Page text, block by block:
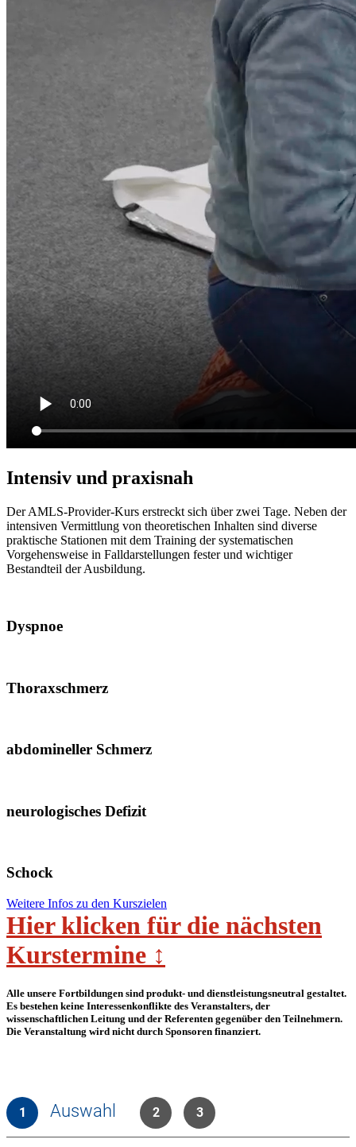
Intensiv und praxisnah
Der AMLS-Provider-Kurs erstreckt sich über zwei Tage. Neben der
intensiven Vermittlung von theoretischen Inhalten sind diverse
praktische Stationen mit dem Training der systematischen
Vorgehensweise in Falldarstellungen fester und wichtiger
Bestandteil der Ausbildung.
Dyspnoe
Thoraxschmerz
abdomineller Schmerz
neurologisches Defizit
Schock
Weitere Infos zu den Kurszielen
Hier klicken für die nächsten
Kurstermine ↕︁
Alle unsere Fortbildungen sind produkt- und dienstleistungsneutral gestaltet.
Es bestehen keine Interessenkonflikte des Veranstalters, der
wissenschaftlichen Leitung und der Referenten gegenüber den Teilnehmern.
Die Veranstaltung wird nicht durch Sponsoren finanziert.
1 Auswahl 2 3